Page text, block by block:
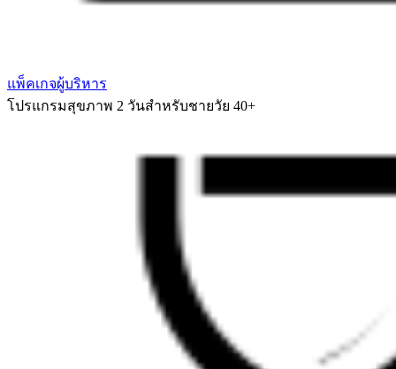
แพ็คเกจผู้บริหาร
โปรแกรมสุขภาพ 2 วันสำหรับชายวัย 40+